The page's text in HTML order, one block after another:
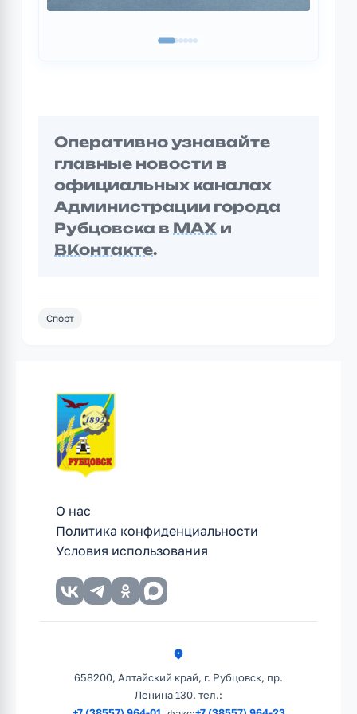
Оперативно узнавайте
главные новости в
официальных каналах
Администрации города
Рубцовска в MAX и
ВКонтакте.
Спорт
О нас
Политика конфиденциальности
Условия использования
658200, Алтайский край, г. Рубцовск, пр.
Ленина 130. тел.: